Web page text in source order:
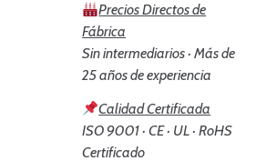
Precios Directos de
Fábrica
Sin intermediarios · Más de
25 años de experiencia
Calidad Certificada
ISO 9001 · CE · UL · RoHS
Certificado